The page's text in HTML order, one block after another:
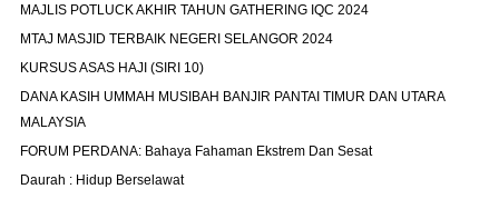
MAJLIS POTLUCK AKHIR TAHUN GATHERING IQC 2024
MTAJ MASJID TERBAIK NEGERI SELANGOR 2024
KURSUS ASAS HAJI (SIRI 10)
DANA KASIH UMMAH MUSIBAH BANJIR PANTAI TIMUR DAN UTARA
MALAYSIA
FORUM PERDANA: Bahaya Fahaman Ekstrem Dan Sesat
Daurah : Hidup Berselawat